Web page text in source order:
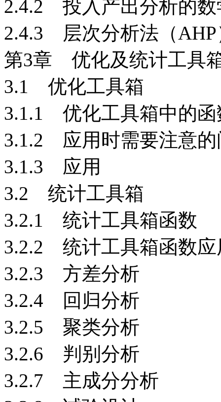
2.4.2 投入产出分析的数
2.4.3 层次分析法（AHP
第3章 优化及统计工具
3.1 优化工具箱
3.1.1 优化工具箱中的函
3.1.2 应用时需要注意的
3.1.3 应用
3.2 统计工具箱
3.2.1 统计工具箱函数
3.2.2 统计工具箱函数应
3.2.3 方差分析
3.2.4 回归分析
3.2.5 聚类分析
3.2.6 判别分析
3.2.7 主成分分析